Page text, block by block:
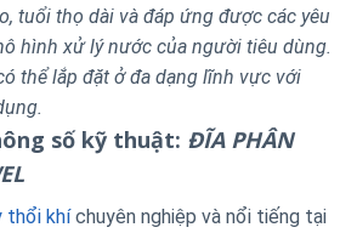
tuổi thọ dài và đáp ứng được các yêu
hình xử lý nước của người tiêu dùng.
thể lắp đặt ở đa dạng lĩnh vực với
số kỹ thuật: ĐĨA PHÂN
thổi khíchuyên nghiệp và nổi tiếng tại